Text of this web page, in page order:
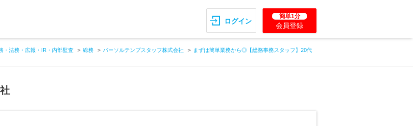
ログイン
簡単1分
会員登録
・法務・広報・IR・内部監査 総務 パーソルテンプスタッフ株式会社
まずは簡単業務から◎【総務事務スタッフ】20代